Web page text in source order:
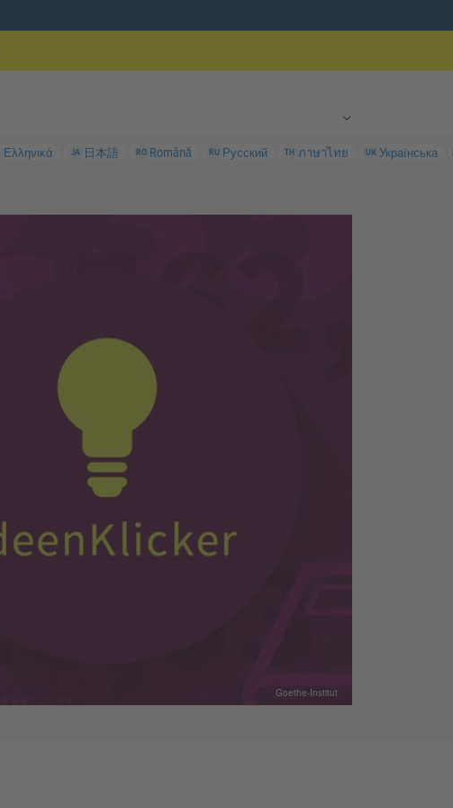
Ελληνικά JA 日本語 RO Română RU Русский TH ภาษาไทย UK Українська
Goethe-Institut